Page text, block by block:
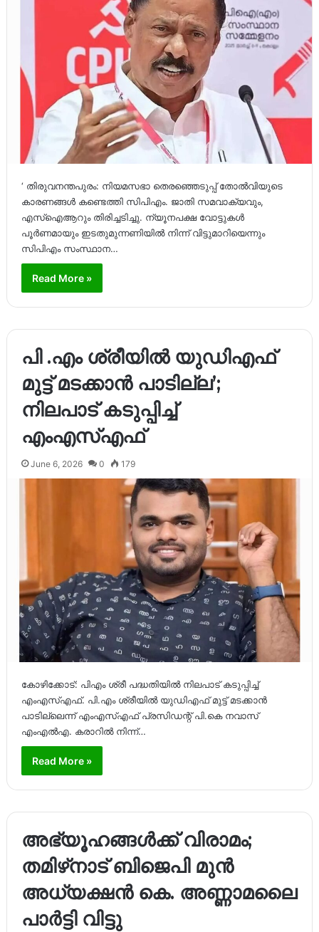
‘ തിരുവനന്തപുരം: നിയമസഭാ തെരഞ്ഞെടുപ്പ് തോൽവിയുടെ
കാരണങ്ങൾ കണ്ടെത്തി സിപിഎം. ജാതി സമവാക്യവും,
എസ്‌ഐആറും തിരിച്ചടിച്ചു. ന്യൂനപക്ഷ വോട്ടുകൾ
പൂർണമായും ഇടതുമുന്നണിയിൽ നിന്ന് വിട്ടുമാറിയെന്നും
സിപിഎം സംസ്ഥാന…
Read More »
പി .എം ശ്രീയിൽ യുഡിഎഫ്
മുട്ട് മടക്കാൻ പാടില്ല’;
നിലപാട് കടുപ്പിച്ച്
എംഎസ്എഫ്
June 6, 2026 0 179
കോഴിക്കോട്: പിഎം ശ്രീ പദ്ധതിയിൽ നിലപാട് കടുപ്പിച്ച്
എംഎസ്എഫ്. പി.എം ശ്രീയിൽ യുഡിഎഫ് മുട്ട് മടക്കാൻ
പാടില്ലെന്ന് എംഎസ്എഫ് പ്രസിഡന്റ് പി.കെ നവാസ്
എംഎൽഎ. കരാറിൽ നിന്ന്…
Read More »
അഭ്യൂഹങ്ങൾക്ക് വിരാമം;
തമിഴ്‌നാട് ബിജെപി മുൻ
അധ്യക്ഷൻ കെ. അണ്ണാമലൈ
പാര്‍ട്ടി വിട്ടു